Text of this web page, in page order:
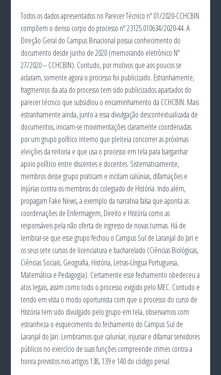
Todos os dados apresentados no Parecer Técnico nº 01/2020-CCHCBIN
compõem o denso corpo do processo nº 23125.010634/2020-44. A
Direção Geral do Campus Binacional possui conhecimento do
documento desde junho de 2020 (memorando eletrônico Nº
27/2020 – CCHCBIN). Contudo, por motivos que aos poucos se
aclaram, somente agora o processo foi publicizado. Estranhamente,
fragmentos da ata do processo tem sido publicizados apartados do
parecer técnico que subsidiou o encaminhamento da CCHCBIN. Mais
estranhamente ainda, junto a essa divulgação descontextualizada de
documentos, iniciam-se movimentações claramente coordenadas
por um grupo político interno que pleiteia concorrer as próximas
eleições da reitoria e que usa o processo em tela para barganhar
apoio político entre discentes e docentes. Sistematicamente,
membros desse grupo praticam e incitam calúnias, difamações e
injúrias contra os membros do colegiado de História. Indo além,
propagam Fake News, a exemplo da narrativa falsa que aponta as
coordenações de Enfermagem, Direito e História como as
responsáveis pela não oferta de ingresso de novas turmas. Há de
lembrar-se que esse grupo fechou o Campus Sul de Laranjal do Jari e
os seus sete cursos de licenciatura e bacharelado (Ciências Biológicas,
Ciências Sociais, Geografia, História, Letras-Língua Portuguesa,
Matemática e Pedagogia). Certamente esse fechamento obedeceu a
atos legais, assim como todo o processo exigido pelo MEC. Contudo e
tendo em vista o modo oportunista com que o processo do curso de
História tem sido divulgado pelo grupo em tela, observamos com
estranheza o esquecimento do fechamento do Campus Sul de
Laranjal do Jari. Lembramos que caluniar, injuriar e difamar servidores
públicos no exercício de suas funções compreende crimes contra a
honra previstos nos artigos 138, 139 e 140 do código penal.